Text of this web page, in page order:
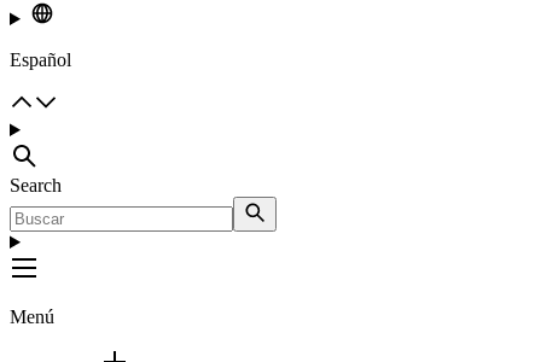
Español
Search
Menú